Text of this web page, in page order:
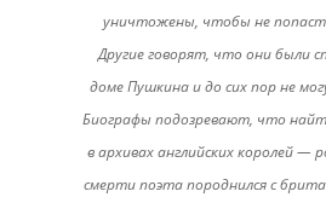
уничтожены, чтобы не
Другие говорят, что они были
доме Пушкина и до сих пор не
Биографы подозревают, что
в архивах английских королей —
смерти поэта породнился с